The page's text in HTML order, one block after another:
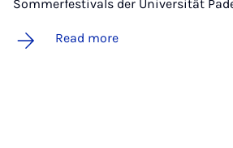
Sommerfestivals der Universität
Read more